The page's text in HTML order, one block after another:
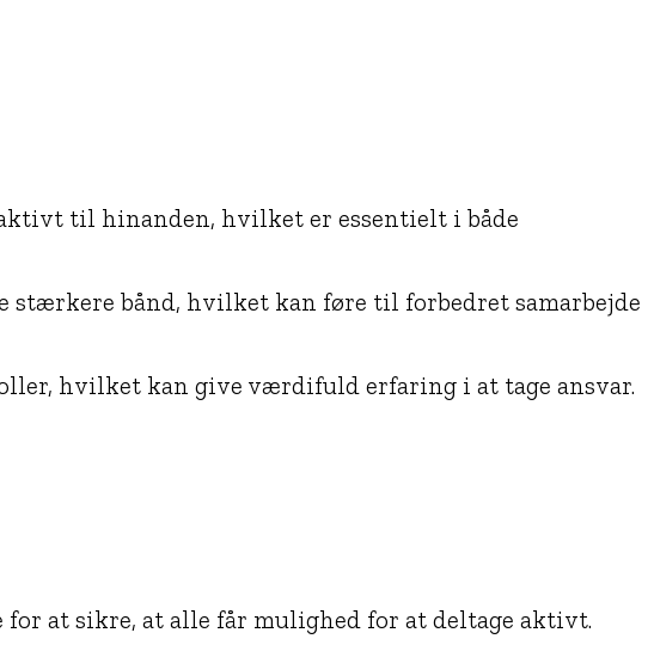
til hinanden, hvilket er essentielt i både
stærkere bånd, hvilket kan føre til forbedret samarbejde
hvilket kan give værdifuld erfaring i at tage ansvar.
at sikre, at alle får mulighed for at deltage aktivt.